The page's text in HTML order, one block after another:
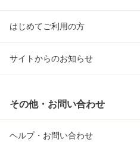
はじめてご利用の方
サイトからのお知らせ
その他・お問い合わせ
ヘルプ・お問い合わせ